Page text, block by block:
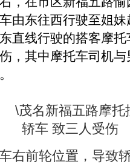
由东往西行驶至姐
直线行驶的搭客摩
，其中摩托车司机
右前轮位置，导致